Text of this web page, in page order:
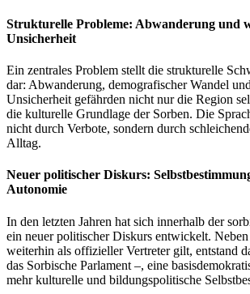
Strukturelle Probleme: Abwanderung und
Unsicherheit
Ein zentrales Problem stellt die strukturelle
dar: Abwanderung, demografischer Wandel
Unsicherheit gefährden nicht nur die Region
die kulturelle Grundlage der Sorben. Die
nicht durch Verbote, sondern durch
Alltag.
Neuer politischer Diskurs:
Autonomie
In den letzten Jahren hat sich innerhalb der
ein neuer politischer Diskurs entwickelt.
weiterhin als offizieller Vertreter gilt, entstand
das Sorbische Parlament –, eine
mehr kulturelle und bildungspolitische